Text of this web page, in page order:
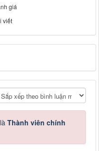
giá
viết
Thành viên chính